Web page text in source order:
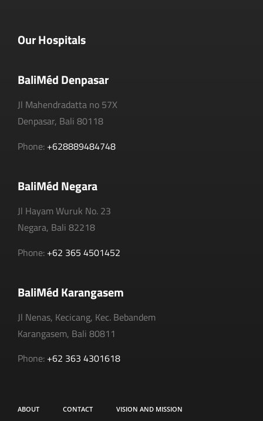
Our Hospitals
BaliMéd Denpasar
Jl Mahendradatta no 57X
Denpasar, Bali 80118
Phone: +628889484748
BaliMéd Negara
Jl Hayam Wuruk No. 23
Negara, Bali 82218
Phone: +62 365 4501452
BaliMéd Karangasem
Jl Nenas, Kecicang, Kec. Bebandem
Karangasem, Bali 80811
Phone: +62 363 4301618
ABOUT CONTACT VISION AND MISSION